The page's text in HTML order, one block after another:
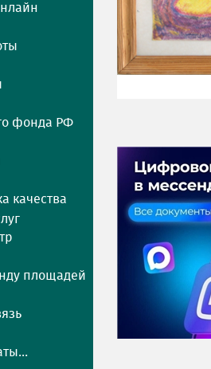
фонда РФ
качества
площадей